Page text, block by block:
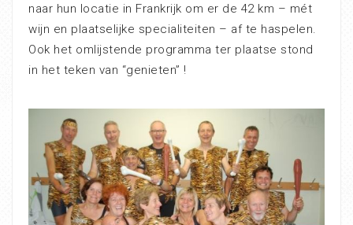
naar hun locatie in Frankrijk om er de 42 km – mét
wijn en plaatselijke specialiteiten – af te haspelen.
Ook het omlijstende programma ter plaatse stond
in het teken van “genieten” !